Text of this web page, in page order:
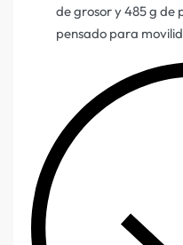
de grosor y 485 g de
pensado para